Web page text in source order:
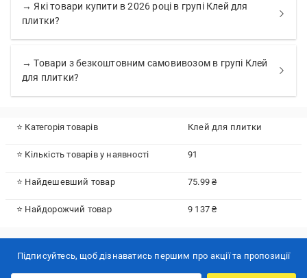
→ Які товари купити в 2026 році в групі Клей для
плитки?
→ Товари з безкоштовним самовивозом в групі Клей
для плитки?
⭐ Категорія товарів Клей для плитки
⭐ Кількість товарів у наявності 91
⭐ Найдешевший товар 75.99 ₴
⭐ Найдорожчий товар 9 137 ₴
Підписуйтесь, щоб дізнаватись першим про акції та пропозиції